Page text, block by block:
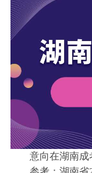
意向在湖南成